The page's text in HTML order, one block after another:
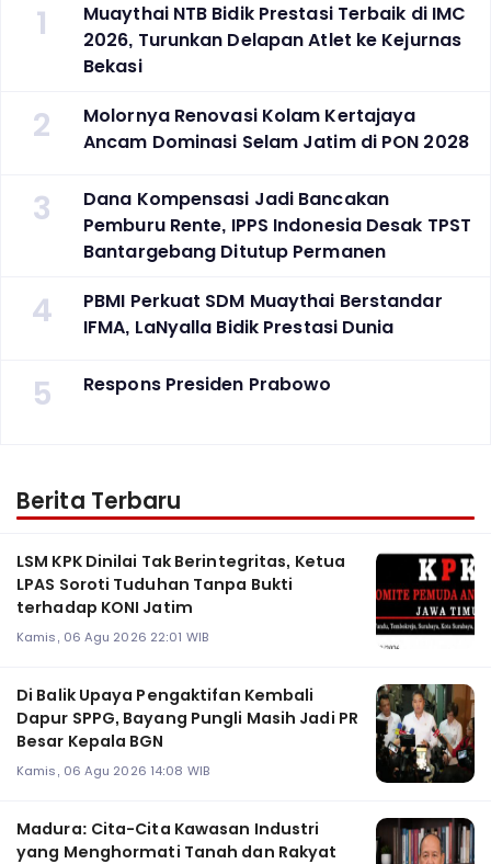
1
Muaythai NTB Bidik Prestasi Terbaik di IMC
2026, Turunkan Delapan Atlet ke Kejurnas
Bekasi
2
Molornya Renovasi Kolam Kertajaya
Ancam Dominasi Selam Jatim di PON 2028
3
Dana Kompensasi Jadi Bancakan
Pemburu Rente, IPPS Indonesia Desak TPST
Bantargebang Ditutup Permanen
4
PBMI Perkuat SDM Muaythai Berstandar
IFMA, LaNyalla Bidik Prestasi Dunia
5 Respons Presiden Prabowo
Berita Terbaru
LSM KPK Dinilai Tak Berintegritas, Ketua
LPAS Soroti Tuduhan Tanpa Bukti
terhadap KONI Jatim
Kamis, 06 Agu 2026 22:01 WIB
Di Balik Upaya Pengaktifan Kembali
Dapur SPPG, Bayang Pungli Masih Jadi PR
Besar Kepala BGN
Kamis, 06 Agu 2026 14:08 WIB
Madura: Cita-Cita Kawasan Industri
yang Menghormati Tanah dan Rakyat